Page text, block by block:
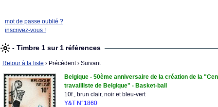
mot de passe oublié ?
inscrivez-vous !
- Timbre 1 sur 1 références
Retour à la liste › Précédent› Suivant
Belgique - 50ème anniversaire de la création de la
travailliste de Belgique" - Basket-ball
10f., brun clair, noir et bleu-vert
Y&T N°1860